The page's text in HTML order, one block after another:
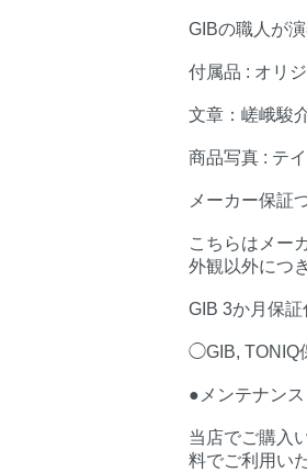
GIBの職人が
付属品 : オリ
文章：嵯峨駿
商品写真 : テイ
メーカー保証
こちらはメー
外観以外につ
GIB 3か月保証
◯GIB, TONIQ
●メンテナン
当店でご購入
料でご利用い